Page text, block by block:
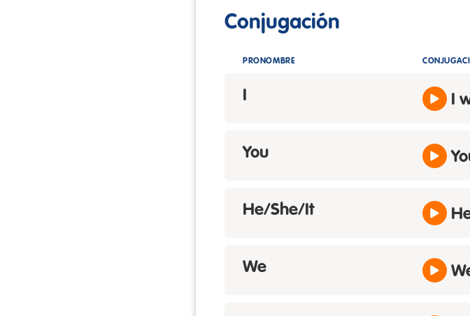
Conjugación
PRONOMBRE
I I
You
He/She/It
We